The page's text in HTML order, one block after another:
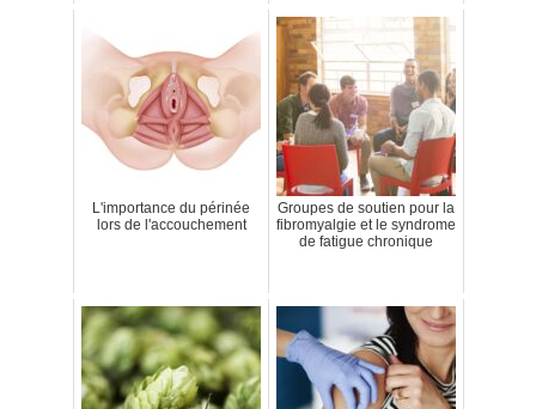
L'importance du périnée
lors de l'accouchement
Groupes de soutien pour la
fibromyalgie et le syndrome
de fatigue chronique